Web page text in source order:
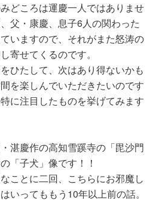
どころは運慶一人ではありませ
父・康慶、息子6人の関わった
いますので、それがまた怒涛の
寄せてくるのです。
ひたして、次はあり得ないかも
を楽しんでいただきたいのです
に注目したものを挙げてみます
湛慶作の高知雪蹊寺の「毘沙門
「子犬」像です！！
ことに二回、こちらにお邪魔し
いってももう10年以上前の話。